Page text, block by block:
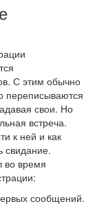
С этим обычно
переписываются
свои. Но
встреча.
к ней и как
свидание.
во время
сообщений.